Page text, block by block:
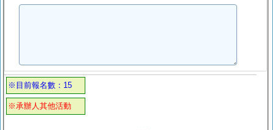
※目前報名數：15
※承辦人其他活動